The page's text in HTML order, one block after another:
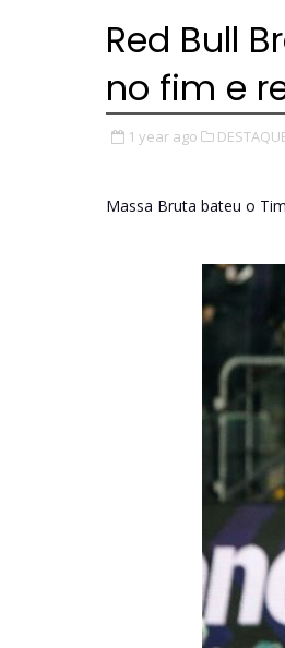
Red Bull
no fim e
1 year ago
Massa Bruta bateu o